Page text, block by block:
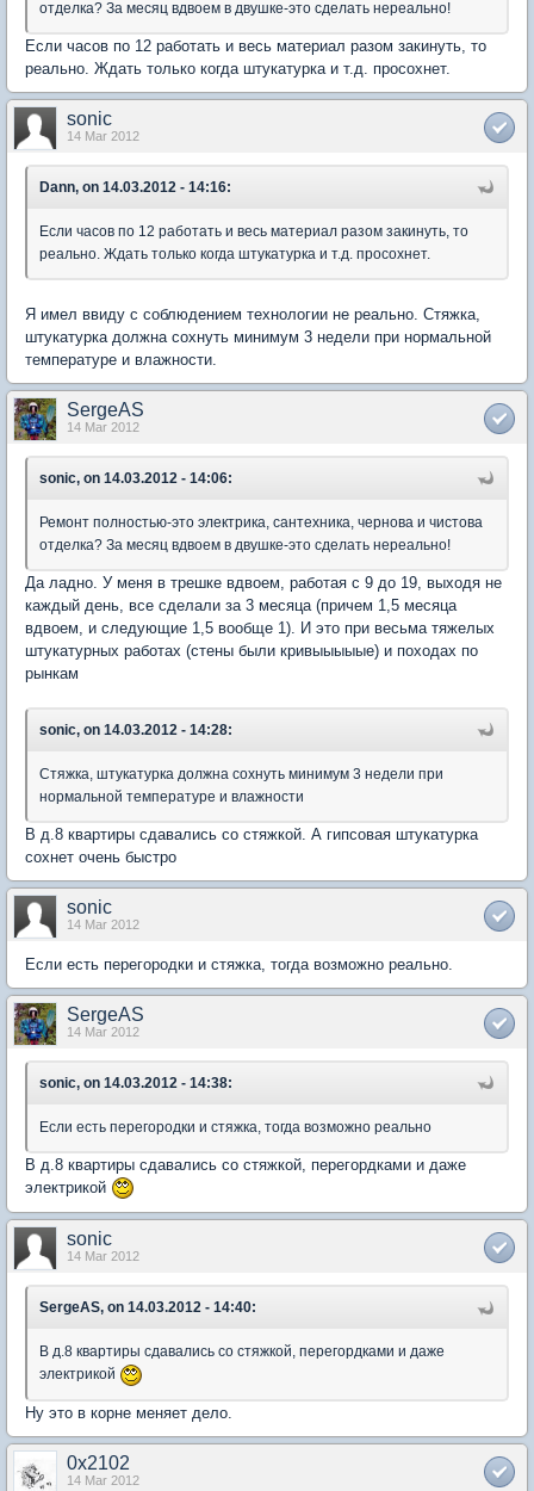
отделка? За месяц вдвоем в двушке-это сделать нереально!
Если часов по 12 работать и весь материал разом закинуть, то
реально. Ждать только когда штукатурка и т.д. просохнет.
sonic
14 Mar 2012
Dann, on 14.03.2012 - 14:16:
Если часов по 12 работать и весь материал разом закинуть, то
реально. Ждать только когда штукатурка и т.д. просохнет.
Я имел ввиду с соблюдением технологии не реально. Стяжка,
штукатурка должна сохнуть минимум 3 недели при нормальной
температуре и влажности.
SergeAS
14 Mar 2012
sonic, on 14.03.2012 - 14:06:
Ремонт полностью-это электрика, сантехника, чернова и чистова
отделка? За месяц вдвоем в двушке-это сделать нереально!
Да ладно. У меня в трешке вдвоем, работая с 9 до 19, выходя не
каждый день, все сделали за 3 месяца (причем 1,5 месяца
вдвоем, и следующие 1,5 вообще 1). И это при весьма тяжелых
штукатурных работах (стены были кривыыыыые) и походах по
рынкам
sonic, on 14.03.2012 - 14:28:
Стяжка, штукатурка должна сохнуть минимум 3 недели при
нормальной температуре и влажности
В д.8 квартиры сдавались со стяжкой. А гипсовая штукатурка
сохнет очень быстро
sonic
14 Mar 2012
Если есть перегородки и стяжка, тогда возможно реально.
SergeAS
14 Mar 2012
sonic, on 14.03.2012 - 14:38:
Если есть перегородки и стяжка, тогда возможно реально
В д.8 квартиры сдавались со стяжкой, перегордками и даже
электрикой
sonic
14 Mar 2012
SergeAS, on 14.03.2012 - 14:40:
В д.8 квартиры сдавались со стяжкой, перегордками и даже
электрикой
Ну это в корне меняет дело.
0x2102
14 Mar 2012